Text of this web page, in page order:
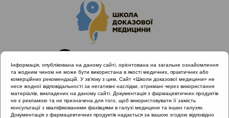
Головна Нормативні документи Хронічні риносинусити
Інформація, опублікована на даному сайті, орієнтована на загальне ознайомлення
та жодним чином не може бути використана в якості медичних, практичних або
комерційних рекомендацій. У зв’язку з цим, Сайт «Школи доказової медицини» не
несе жодної відповідальності за негативні наслідки, отримані через використання
матеріалів, викладених на даному сайті. Документація з фармацевтичних продуктів
не є рекламою та не призначена для того, щоб використовувати її замість
консультації з кваліфікованими фахівцями в галузі медицини та інших галузях.
Документація з фармацевтичних продуктів надається за вашою згодою відповідно